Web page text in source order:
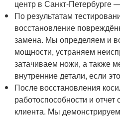
центр в Санкт-Петербурге
По результатам
восстановление
замена. Мы определяем и
мощности, устраняем
затачиваем ножи, а также
внутренние детали, если
После восстановления
работоспособности и
клиента. Мы